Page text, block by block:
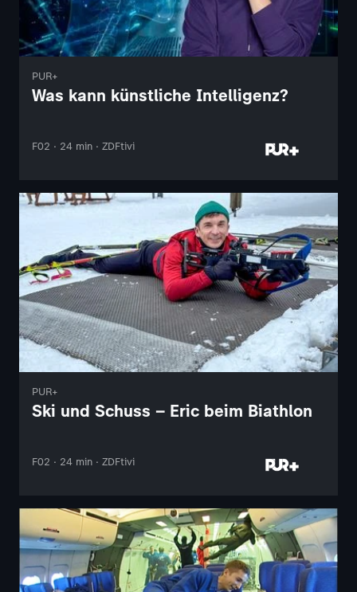
PUR+
Was kann künstliche Intelligenz?
F02 · 24 min · ZDFtivi
PUR+
Ski und Schuss – Eric beim Biathlon
F02 · 24 min · ZDFtivi